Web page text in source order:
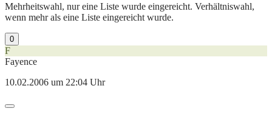
Mehrheitswahl, nur eine Liste wurde eingereicht. Verhältniswahl,
wenn mehr als eine Liste eingereicht wurde.
0
F
Fayence
10.02.2006 um 22:04 Uhr